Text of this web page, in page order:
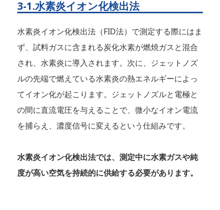
3-1.水素炎イオン化検出法
水素炎イオン化検出法（FID法）で測定する際にはま
ず、試料ガスに含まれる炭化水素が燃焼ガスと混合
され、水素炎に導入されます。次に、ジェットノズ
ルの先端で燃えている水素炎の熱エネルギーによっ
てイオン化が起こります。ジェットノズルと電極と
の間に直流電圧を与えることで、微小なイオン電流
を捕らえ、濃度信号に変えるという仕組みです。
水素炎イオン化検出法では、測定中に水素ガスや純
度が高い空気を持続的に供給する必要があります。